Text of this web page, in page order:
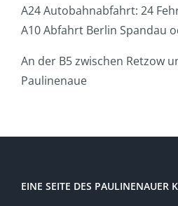
A24 Autobahnabfahrt: 24
A10 Abfahrt Berlin Spandau
An der B5 zwischen Retzow
Paulinenaue
EINE SEITE DES PAULINENAUER